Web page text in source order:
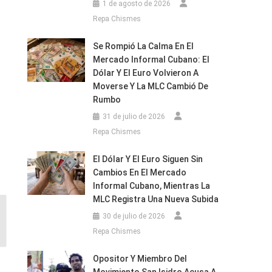
1 de agosto de 2026
Repa Chismes
Se Rompió La Calma En El
Mercado Informal Cubano: El
Dólar Y El Euro Volvieron A
Moverse Y La MLC Cambió De
Rumbo
31 de julio de 2026
Repa Chismes
El Dólar Y El Euro Siguen Sin
Cambios En El Mercado
Informal Cubano, Mientras La
MLC Registra Una Nueva Subida
30 de julio de 2026
Repa Chismes
Opositor Y Miembro Del